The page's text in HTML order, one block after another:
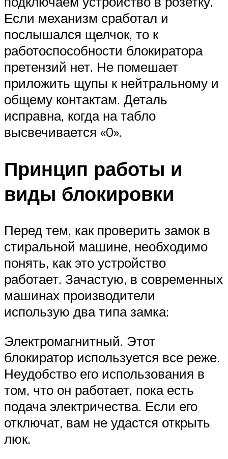
Если механизм сработал и
послышался щелчок, то к
работоспособности блокиратора
претензий нет. Не помешает
приложить щупы к нейтральному и
общему контактам. Деталь
исправна, когда на табло
высвечивается «0».
Принцип работы и
виды блокировки
Перед тем, как проверить замок в
стиральной машине, необходимо
понять, как это устройство
работает. Зачастую, в современных
машинах производители
использую два типа замка:
Электромагнитный. Этот
блокиратор используется все реже.
Неудобство его использования в
том, что он работает, пока есть
подача электричества. Если его
отключат, вам не удастся открыть
люк.